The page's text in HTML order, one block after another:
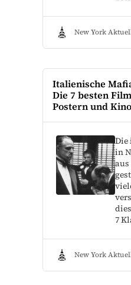
New York
Italienische
Die 7 besten
Postern und
Die
in
aus
7
New York